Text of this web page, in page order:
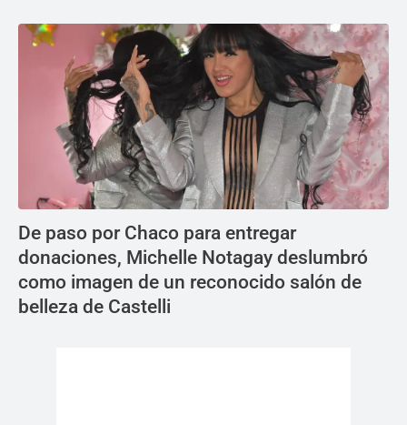
De paso por Chaco para entregar
donaciones, Michelle Notagay deslumbró
como imagen de un reconocido salón de
belleza de Castelli